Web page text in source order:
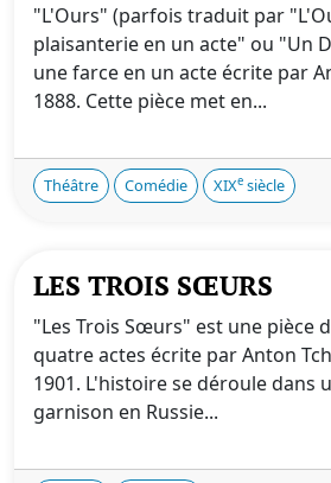
"L'Ours" (parfois traduit par
plaisanterie en un acte" ou "Un
une farce en un acte écrite par
1888. Cette pièce met en...
Théâtre Comédie XIXe siècle
LES TROIS SŒURS
"Les Trois Sœurs" est une pièce
quatre actes écrite par Anton
1901. L'histoire se déroule dans
garnison en Russie...